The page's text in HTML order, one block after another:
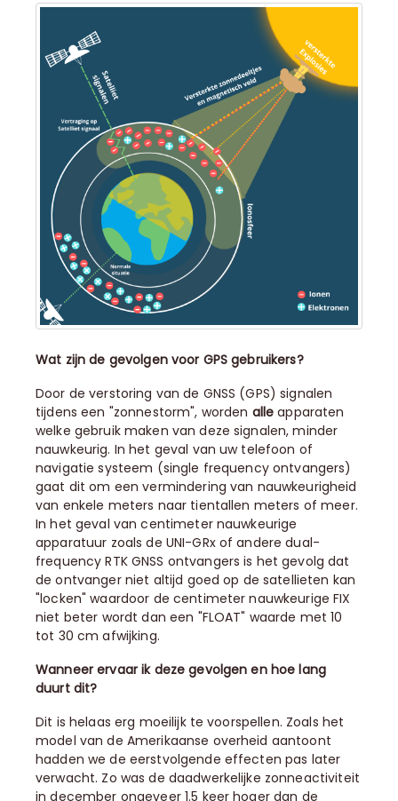
Wat zijn de gevolgen voor GPS gebruikers?
Door de verstoring van de GNSS (GPS) signalen
tijdens een "zonnestorm", worden alle apparaten
welke gebruik maken van deze signalen, minder
nauwkeurig. In het geval van uw telefoon of
navigatie systeem (single frequency ontvangers)
gaat dit om een vermindering van nauwkeurigheid
van enkele meters naar tientallen meters of meer.
In het geval van centimeter nauwkeurige
apparatuur zoals de UNI-GRx of andere dual-
frequency RTK GNSS ontvangers is het gevolg dat
de ontvanger niet altijd goed op de satellieten kan
"locken" waardoor de centimeter nauwkeurige FIX
niet beter wordt dan een "FLOAT" waarde met 10
tot 30 cm afwijking.
Wanneer ervaar ik deze gevolgen en hoe lang
duurt dit?
Dit is helaas erg moeilijk te voorspellen. Zoals het
model van de Amerikaanse overheid aantoont
hadden we de eerstvolgende effecten pas later
verwacht. Zo was de daadwerkelijke zonneactiviteit
in december ongeveer 1.5 keer hoger dan de